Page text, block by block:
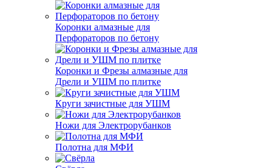
Коронки алмазные для
Перфораторов по бетону
Коронки и Фрезы алмазные для
Дрели и УШМ по плитке
Круги зачистные для УШМ
Ножи для Электрорубанков
Полотна для МФИ